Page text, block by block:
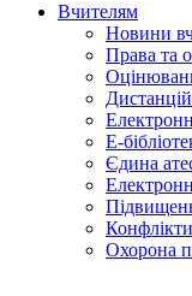
Вчителям
Новини
Права та
E-
Єдина
Конфлікти
Охорона